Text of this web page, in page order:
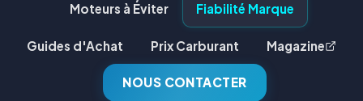
Moteurs à Éviter Fiabilité Marque
Guides d'Achat Prix Carburant Magazine
NOUS CONTACTER